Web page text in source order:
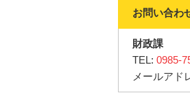
お問い合わ
財政課
TEL: 0985-
メールアド